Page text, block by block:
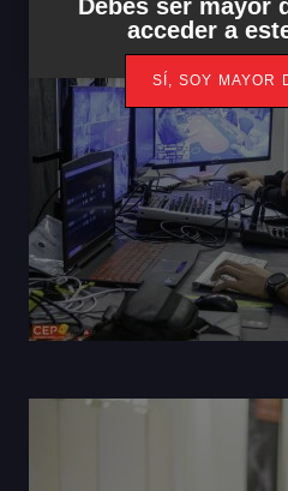
Debes ser mayor
acceder a
SÍ, SOY MAYOR